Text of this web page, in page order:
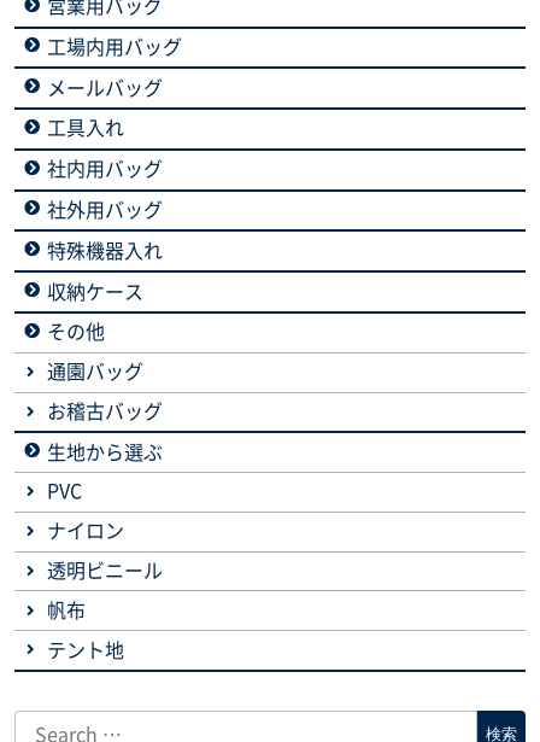
営業用バッグ
工場内用バッグ
メールバッグ
工具入れ
社内用バッグ
社外用バッグ
特殊機器入れ
収納ケース
その他
通園バッグ
お稽古バッグ
生地から選ぶ
PVC
ナイロン
透明ビニール
帆布
テント地